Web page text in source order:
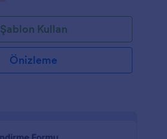
Şablon Kullan
Önizleme